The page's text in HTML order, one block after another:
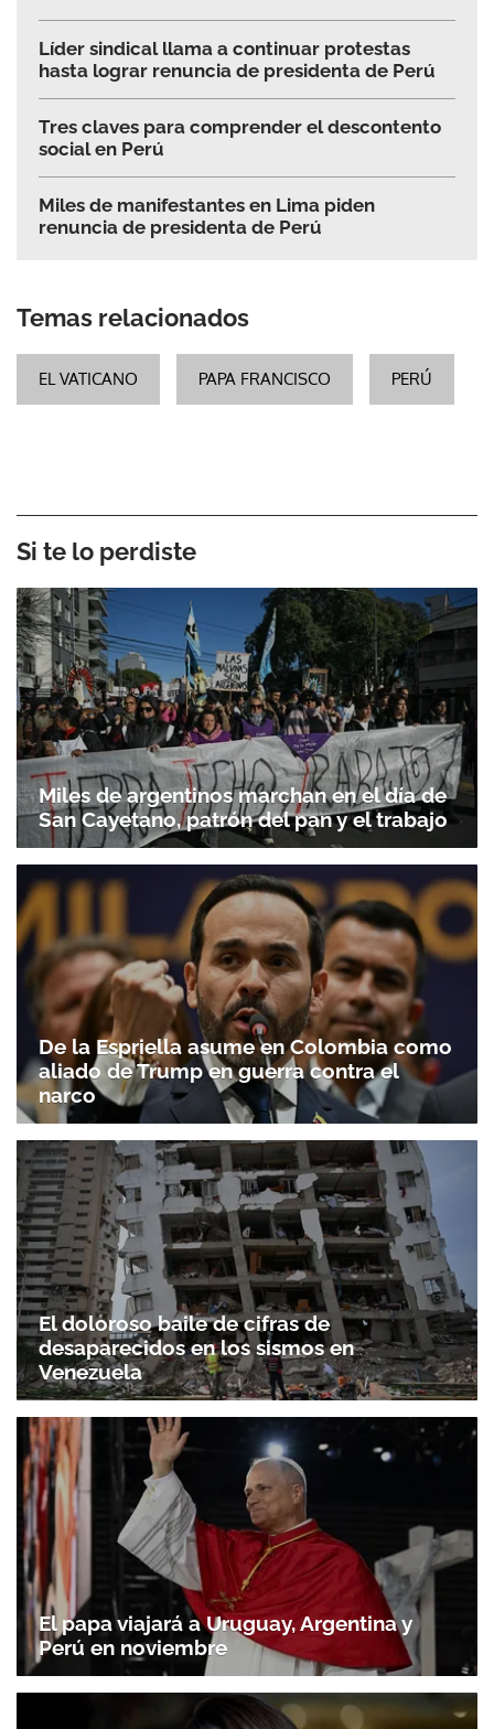
Líder sindical llama a continuar protestas
hasta lograr renuncia de presidenta de Perú
Tres claves para comprender el descontento
social en Perú
Miles de manifestantes en Lima piden
renuncia de presidenta de Perú
Temas relacionados
EL VATICANO PAPA FRANCISCO PERÚ
Si te lo perdiste
Miles de argentinos marchan en el día de
San Cayetano, patrón del pan y el trabajo
De la Espriella asume en Colombia como
aliado de Trump en guerra contra el
narco
El doloroso baile de cifras de
desaparecidos en los sismos en
Venezuela
El papa viajará a Uruguay, Argentina y
Perú en noviembre